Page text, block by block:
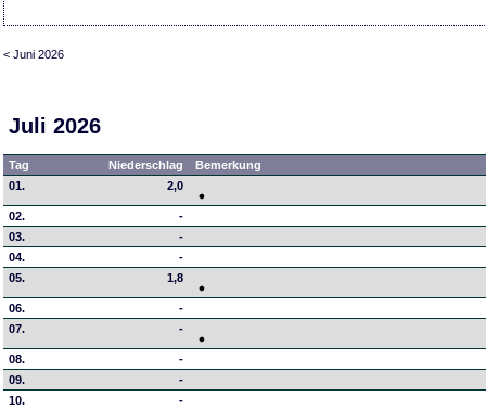
< Juni 2026
Juli 2026
Tag Niederschlag
Bemerkung
01.
2,0
02.
-
03.
-
04.
-
05.
1,8
06.
-
07.
-
08.
-
09.
-
10.
-